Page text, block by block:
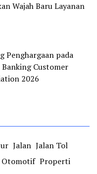
Wajah Baru Layanan
Penghargaan pada
Customer
2026
Jalan Jalan Tol
Otomotif Properti